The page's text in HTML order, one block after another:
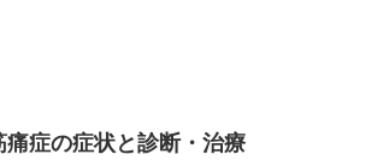
痛症の症状と診断・治療